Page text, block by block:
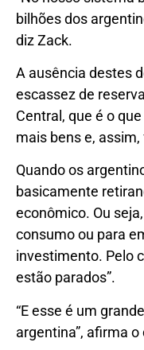
bilhões dos
diz Zack.
A ausência destes
escassez de
Central, que é o
mais bens e,
Quando os
basicamente
econômico. Ou
consumo ou para
investimento. Pelo
estão parados”.
“E esse é um
argentina”, afirma